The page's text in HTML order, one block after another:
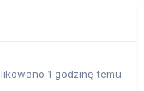
1 godzinę temu